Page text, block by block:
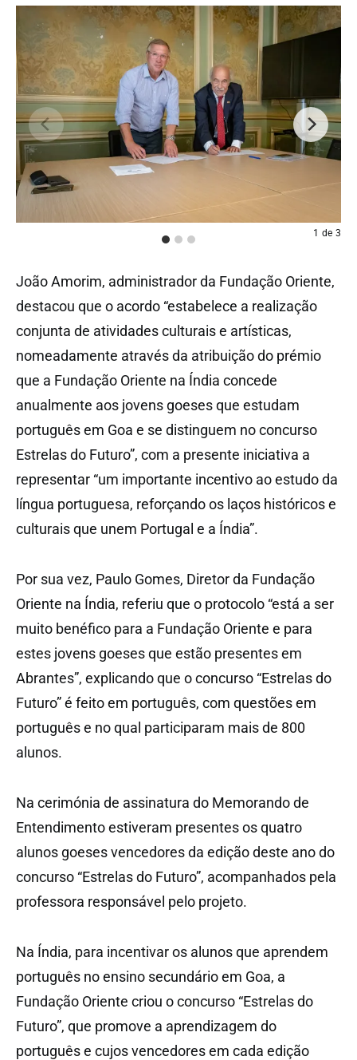
1 de 3
João Amorim, administrador da Fundação Oriente,
destacou que o acordo “estabelece a realização
conjunta de atividades culturais e artísticas,
nomeadamente através da atribuição do prémio
que a Fundação Oriente na Índia concede
anualmente aos jovens goeses que estudam
português em Goa e se distinguem no concurso
Estrelas do Futuro”, com a presente iniciativa a
representar “um importante incentivo ao estudo da
língua portuguesa, reforçando os laços históricos e
culturais que unem Portugal e a Índia”.
Por sua vez, Paulo Gomes, Diretor da Fundação
Oriente na Índia, referiu que o protocolo “está a ser
muito benéfico para a Fundação Oriente e para
estes jovens goeses que estão presentes em
Abrantes”, explicando que o concurso “Estrelas do
Futuro” é feito em português, com questões em
português e no qual participaram mais de 800
alunos.
Na cerimónia de assinatura do Memorando de
Entendimento estiveram presentes os quatro
alunos goeses vencedores da edição deste ano do
concurso “Estrelas do Futuro”, acompanhados pela
professora responsável pelo projeto.
Na Índia, para incentivar os alunos que aprendem
português no ensino secundário em Goa, a
Fundação Oriente criou o concurso “Estrelas do
Futuro”, que promove a aprendizagem do
português e cujos vencedores em cada edição